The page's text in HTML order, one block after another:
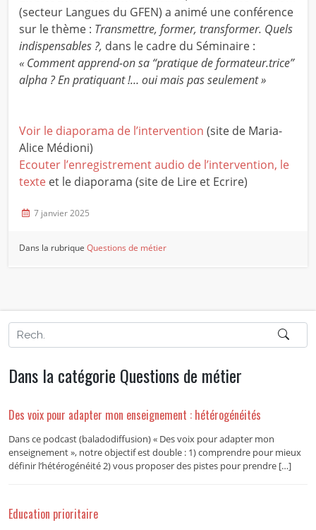
(secteur Langues du GFEN) a animé une conférence
sur le thème : Transmettre, former, transformer. Quels
indispensables ?, dans le cadre du Séminaire :
« Comment apprend-on sa “pratique de formateur.trice”
alpha ? En pratiquant !… oui mais pas seulement »
Voir le diaporama de l’intervention (site de Maria-
Alice Médioni)
Ecouter l’enregistrement audio de l’intervention, le
texteet le diaporama (site de Lire et Ecrire)
7 janvier 2025
Dans la rubriqueQuestions de métier
Dans la catégorie Questions de métier
Des voix pour adapter mon enseignement : hétérogénéités
Dans ce podcast (baladodiffusion) « Des voix pour adapter mon
enseignement », notre objectif est double : 1) comprendre pour mieux
définir l’hétérogénéité 2) vous proposer des pistes pour prendre […]
Education prioritaire